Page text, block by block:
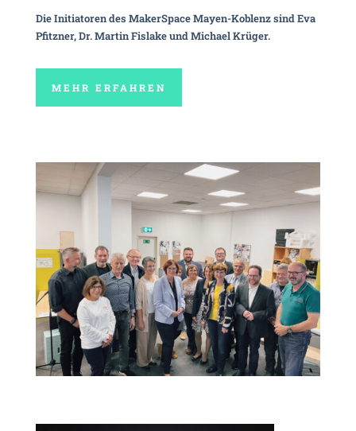
Die Initia­toren des Maker­Space Mayen-Koblenz sind Eva
Pfitzner, Dr. Martin Fislake und Michael Krüger.
MEHR ERFAHREN